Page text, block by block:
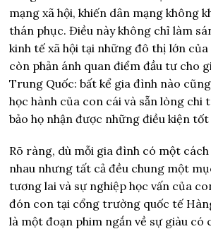
mạng xã hội, khiến dân mạng không
thán phục. Điều này không chỉ làm
kinh tế xã hội tại những đô thị lớn
còn phản ánh quan điểm đầu tư cho
Trung Quốc: bất kể gia đình nào
học hành của con cái và sẵn lòng chi
bảo họ nhận được những điều kiện
Rõ ràng, dù mỗi gia đình có một
nhau nhưng tất cả đều chung một
tương lai và sự nghiệp học vấn của
đón con tại cổng trường quốc tế
là một đoạn phim ngắn về sự giàu có